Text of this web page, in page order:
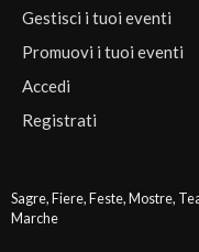
Gestisci i tuoi eventi
Promuovi i tuoi eventi
Accedi
Registrati
Sagre, Fiere, Feste, Mostre,
Marche